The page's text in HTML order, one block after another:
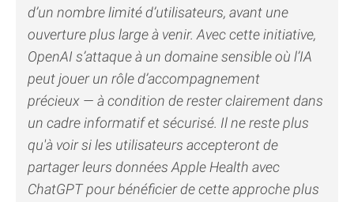
d’un nombre limité d’utilisateurs, avant une
ouverture plus large à venir. Avec cette initiative,
OpenAI s’attaque à un domaine sensible où l’IA
peut jouer un rôle d’accompagnement
précieux — à condition de rester clairement dans
un cadre informatif et sécurisé. Il ne reste plus
qu'à voir si les utilisateurs accepteront de
partager leurs données Apple Health avec
ChatGPT pour bénéficier de cette approche plus